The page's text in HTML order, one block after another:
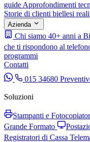
guide Approfondimenti
Storie di clienti biellesi reali
Azienda
Chi siamo 40+ anni a
che ti rispondono al
programmi
Contatti
015 34680
Soluzioni
Stampanti e
Grande Formato
Registratori di Cassa